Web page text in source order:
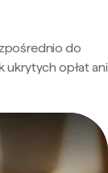
do
ukrytych opłat ani